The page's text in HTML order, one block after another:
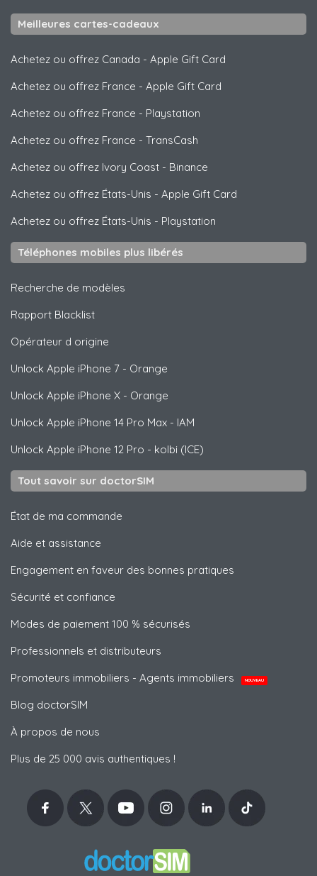
Meilleures cartes-cadeaux
Achetez ou offrez Canada - Apple Gift Card
Achetez ou offrez France - Apple Gift Card
Achetez ou offrez France - Playstation
Achetez ou offrez France - TransCash
Achetez ou offrez Ivory Coast - Binance
Achetez ou offrez États-Unis - Apple Gift Card
Achetez ou offrez États-Unis - Playstation
Téléphones mobiles plus libérés
Recherche de modèles
Rapport Blacklist
Opérateur d origine
Unlock Apple iPhone 7 - Orange
Unlock Apple iPhone X - Orange
Unlock Apple iPhone 14 Pro Max - IAM
Unlock Apple iPhone 12 Pro - kolbi (ICE)
Tout savoir sur doctorSIM
État de ma commande
Aide et assistance
Engagement en faveur des bonnes pratiques
Sécurité et confiance
Modes de paiement 100 % sécurisés
Professionnels et distributeurs
Promoteurs immobiliers - Agents immobiliers
NOUVEAU
Blog doctorSIM
À propos de nous
Plus de 25 000 avis authentiques !